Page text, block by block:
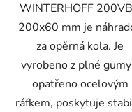
WINTERHOFF
200x60 mm je
za opěrná kola. Je
vyrobeno z plné
opatřeno ocelovým
ráfkem, poskytuje